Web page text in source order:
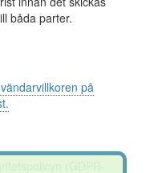
båda parter.
på